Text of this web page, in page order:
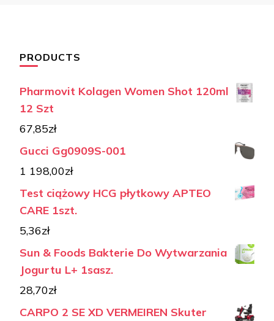
PRODUCTS
Pharmovit Kolagen Women Shot 120ml
12 Szt
67,85zł
Gucci Gg0909S-001
1 198,00zł
Test ciążowy HCG płytkowy APTEO
CARE 1szt.
5,36zł
Sun & Foods Bakterie Do Wytwarzania
Jogurtu L+ 1sasz.
28,70zł
CARPO 2 SE XD VERMEIREN Skuter